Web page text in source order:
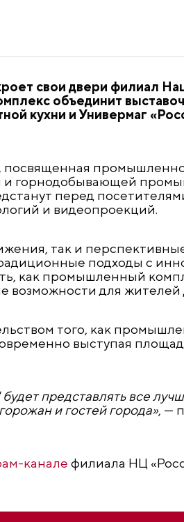
свои двери филиал
объединит
кухни и Универмаг
посвященная
горнодобывающей
перед
и видеопроекций.
так и
подходы с
как промышленный
возможности для жителей
того, как
выступая
представлять все
и гостей города», —
канале филиала НЦ